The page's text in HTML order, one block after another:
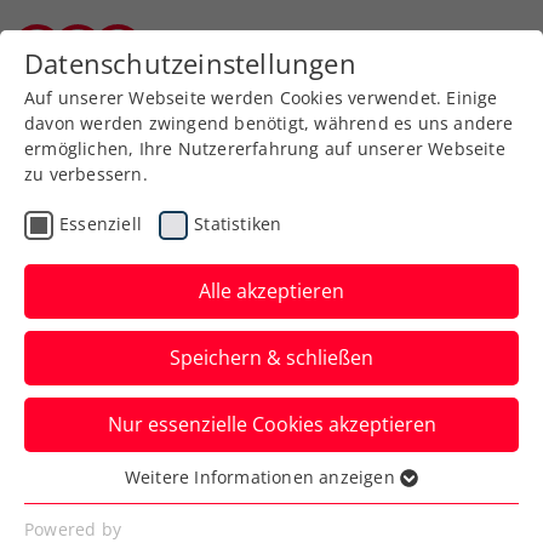
Zurück zur Newsübersicht
Turniere
Novak vollendet
Comeback gegen Kopriva:
Finaleinzug bei den
LAYJET-OPEN
Um 13:15 Uhr kämpft das ÖTV-Ass damit
um den Titel beim ATP-125-Challenger in
Bad Waltersdorf.
Datenschutzeinstellungen
Auf unserer Webseite werden Cookies verwendet. Einige
davon werden zwingend benötigt, während es uns andere
ermöglichen, Ihre Nutzererfahrung auf unserer Webseite
zu verbessern.
Essenziell Statistiken
Alle akzeptieren
Speichern & schließen
Nur essenzielle Cookies akzeptieren
Essenziell
Essenzielle Cookies werden für grundlegende
Weitere Informationen anzeigen
Powered by